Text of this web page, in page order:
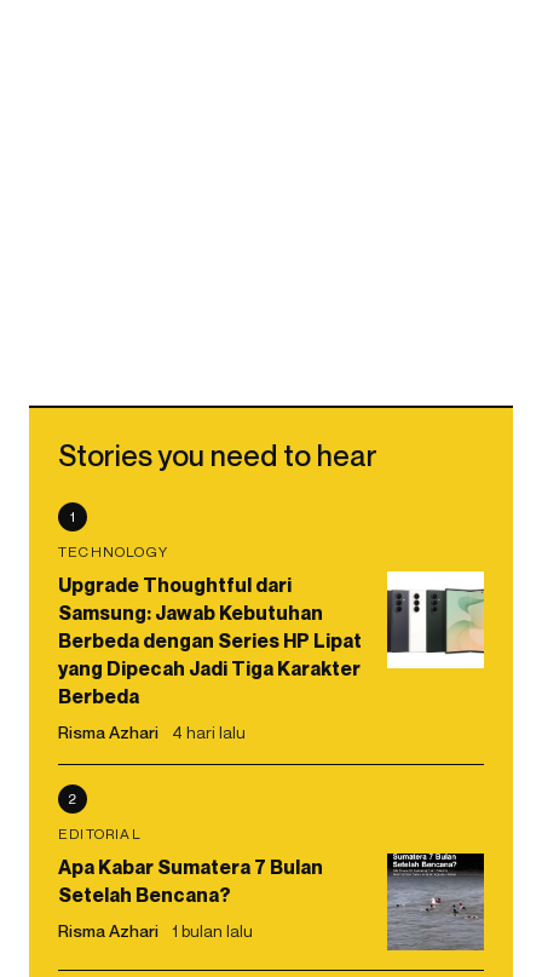
Stories you need to hear
1
TECHNOLOGY
Upgrade Thoughtful dari
Samsung: Jawab Kebutuhan
Berbeda dengan Series HP Lipat
yang Dipecah Jadi Tiga Karakter
Berbeda
Risma Azhari 4 hari lalu
2
EDITORIAL
Apa Kabar Sumatera 7 Bulan
Setelah Bencana?
Risma Azhari 1 bulan lalu